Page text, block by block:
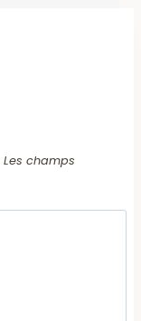
Les champs